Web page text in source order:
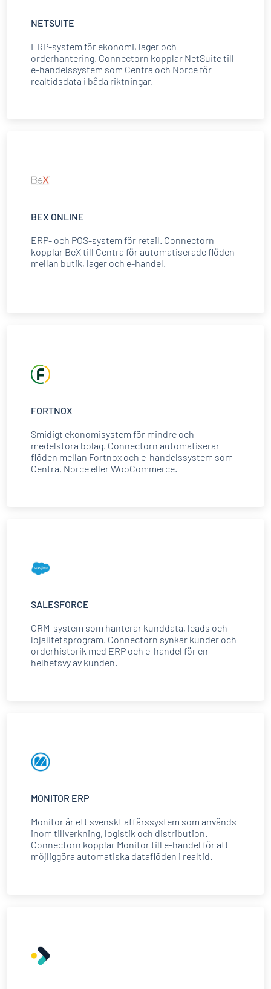
NETSUITE
ERP-system för ekonomi, lager och
orderhantering. Connectorn kopplar NetSuite till
e-handelssystem som Centra och Norce för
realtidsdata i båda riktningar.
BEX ONLINE
ERP- och POS-system för retail. Connectorn
kopplar BeX till Centra för automatiserade flöden
mellan butik, lager och e-handel.
FORTNOX
Smidigt ekonomisystem för mindre och
medelstora bolag. Connectorn automatiserar
flöden mellan Fortnox och e-handelssystem som
Centra, Norce eller WooCommerce.
SALESFORCE
CRM-system som hanterar kunddata, leads och
lojalitetsprogram. Connectorn synkar kunder och
orderhistorik med ERP och e-handel för en
helhetsvy av kunden.
MONITOR ERP
Monitor är ett svenskt affärssystem som används
inom tillverkning, logistik och distribution.
Connectorn kopplar Monitor till e-handel för att
möjliggöra automatiska dataflöden i realtid.